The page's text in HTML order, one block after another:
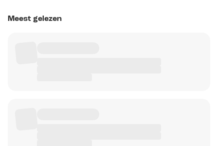
Meest gelezen